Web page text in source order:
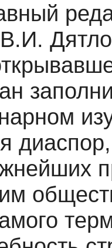
В.И.
диаспор,